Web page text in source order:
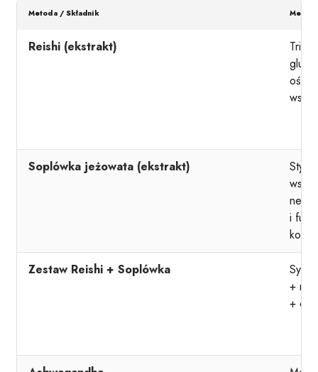
Metoda / Składnik
Reishi (ekstrakt)
oś
Soplówka jeżowata (ekstrakt)
i
Zestaw Reishi + Soplówka
+
+